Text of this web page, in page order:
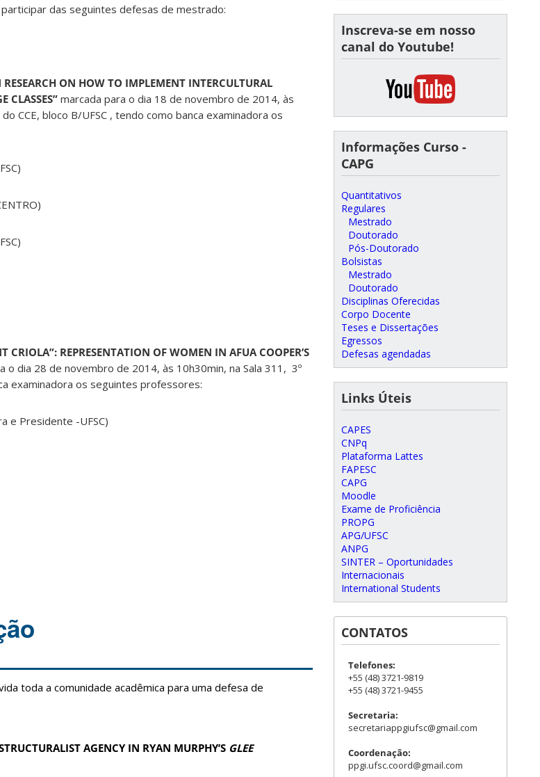
das seguintes defesas de mestrado:
ON HOW TO IMPLEMENT INTERCULTURAL
CLASSES”marcada para o dia 18 de novembro de 2014, às
CCE, bloco B/UFSC , tendo como banca examinadora os
CRIOLA”: REPRESENTATION OF WOMEN IN AFUA COOPER’S
o dia 28 de novembro de 2014, às 10h30min, na Sala 311, 3º
examinadora os seguintes professores:
e Presidente -UFSC)
toda a comunidade acadêmica para uma defesa de
AGENCY IN RYAN MURPHY’S GLEE
Inscreva-se em nosso
canal do Youtube!
Informações Curso -
CAPG
Quantitativos
Regulares
Mestrado
Doutorado
Pós-Doutorado
Bolsistas
Mestrado
Doutorado
Disciplinas Oferecidas
Corpo Docente
Teses e Dissertações
Egressos
Defesas agendadas
Links Úteis
CAPES
CNPq
Plataforma Lattes
FAPESC
CAPG
Moodle
Exame de Proficiência
PROPG
APG/UFSC
ANPG
SINTER – Oportunidades
Internacionais
International Students
CONTATOS
Telefones:
+55 (48) 3721-9819
+55 (48) 3721-9455
Secretaria:
secretariappgiufsc@gmail.com
Coordenação:
ppgi.ufsc.coord@gmail.com